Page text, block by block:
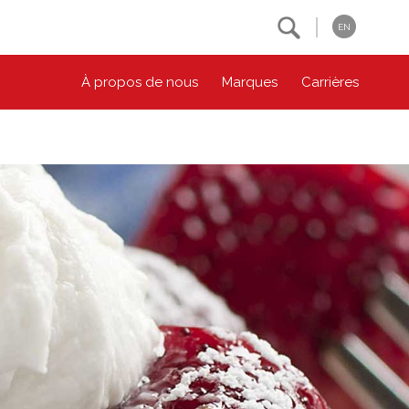
EN
À propos de nous Marques Carrières
Environnement
Bien-être des animaux
Collectivité
Accessibilité
Contactez-nous
Location